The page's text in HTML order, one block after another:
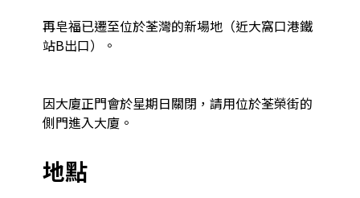
再皂福已遷至位於荃灣的新場地（近大窩口港鐵
站B出口）。
因大廈正門會於星期日關閉，請用位於荃榮街的
側門進入大廈。
地點